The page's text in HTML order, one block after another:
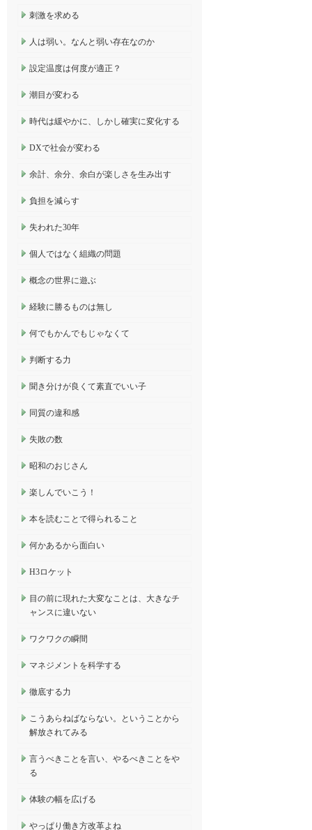
刺激を求める
人は弱い。なんと弱い存在なのか
設定温度は何度が適正？
潮目が変わる
時代は緩やかに、しかし確実に変化する
DXで社会が変わる
余計、余分、余白が楽しさを生み出す
負担を減らす
失われた30年
個人ではなく組織の問題
概念の世界に遊ぶ
経験に勝るものは無し
何でもかんでもじゃなくて
判断する力
聞き分けが良くて素直でいい子
同質の違和感
失敗の数
昭和のおじさん
楽しんでいこう！
本を読むことで得られること
何かあるから面白い
H3ロケット
目の前に現れた大変なことは、大きなチ
ャンスに違いない
ワクワクの瞬間
マネジメントを科学する
徹底する力
こうあらねばならない。ということから
解放されてみる
言うべきことを言い、やるべきことをや
る
体験の幅を広げる
やっぱり働き方改革よね